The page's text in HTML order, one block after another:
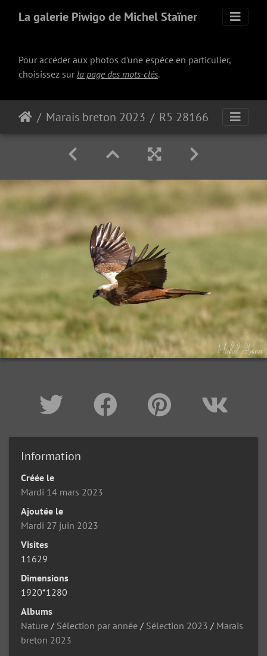
La galerie Piwigo de Michel Staïner
Pour accéder aux photos d'une espèce en particulier,
choisissez surla page des mots-clés.
Marais breton 2023 R5 28166
Information
Créée le
Mardi 14 mars 2023
Ajoutée le
Mardi 27 juin 2023
Visites
11629
Dimensions
1920*1280
Albums
Nature / Sélection par année / Sélection 2023 / Marais
breton 2023